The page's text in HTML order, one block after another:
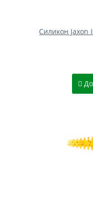
Силикон Jaxon